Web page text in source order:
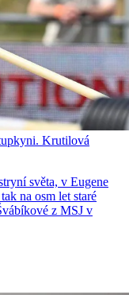
Krutilová
světa, v Eugene
na osm let staré
z MSJ v